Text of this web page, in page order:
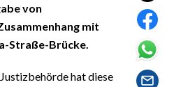
von
mit
Straße-Brücke.
hat diese